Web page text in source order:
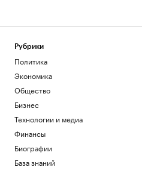
Рубрики
Политика
Экономика
Общество
Бизнес
Технологии и медиа
Финансы
Биографии
База знаний